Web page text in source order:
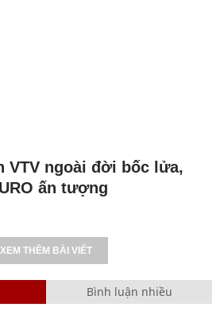
VTV ngoài đời bốc lửa,
ấn tượng
XEM THÊM BÀI VIẾT
Bình luận nhiều